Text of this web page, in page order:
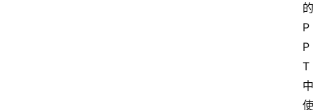
的
P
P
T
中
使